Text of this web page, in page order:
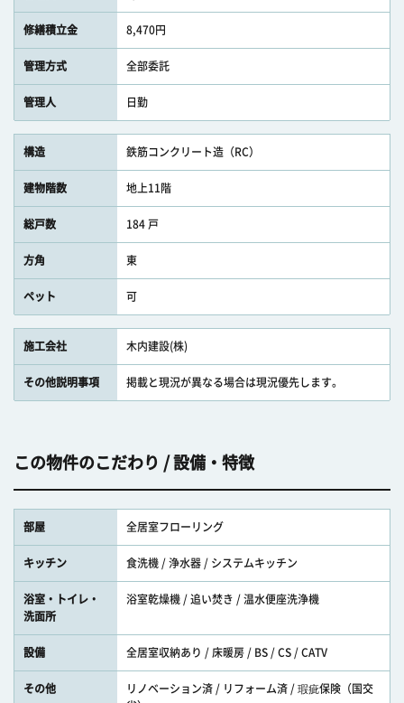
修繕積立金 8,470円
管理方式 全部委託
管理人 日勤
構造 鉄筋コンクリート造（RC）
建物階数 地上11階
総戸数 184 戸
方角 東
ペット 可
施工会社 木内建設(株)
その他説明事項 掲載と現況が異なる場合は現況優先します。
この物件のこだわり / 設備・特徴
部屋 全居室フローリング
キッチン 食洗機 / 浄水器 / システムキッチン
浴室・トイレ・
洗面所
浴室乾燥機 / 追い焚き / 温水便座洗浄機
設備 全居室収納あり / 床暖房 / BS / CS / CATV
その他
リノベーション済 / リフォーム済 / 瑕疵保険（国交